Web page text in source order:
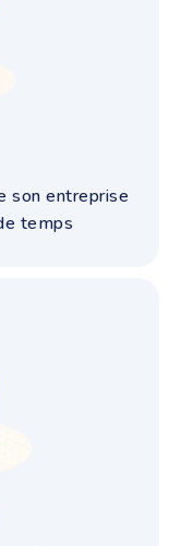
son entreprise
temps